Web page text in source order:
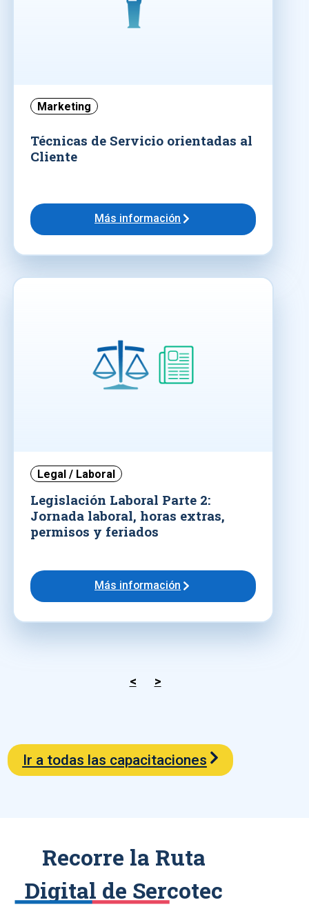
Marketing
Técnicas de Servicio orientadas al
Cliente
Más información
Legal / Laboral
Legislación Laboral Parte 2:
Jornada laboral, horas extras,
permisos y feriados
Más información
< >
Ir a todas las capacitaciones
Recorre la Ruta
Digital de Sercotec